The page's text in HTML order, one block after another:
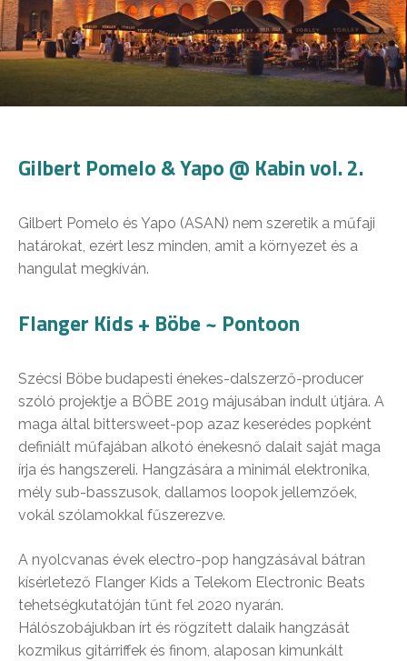
Gilbert Pomelo & Yapo @ Kabin vol. 2.
Gilbert Pomelo és Yapo (ASAN) nem szeretik a műfaji
határokat, ezért lesz minden, amit a környezet és a
hangulat megkíván.
Flanger Kids + Böbe ~ Pontoon
Szécsi Böbe budapesti énekes-dalszerző-producer
szóló projektje a BÖBE 2019 májusában indult útjára. A
maga által bittersweet-pop azaz keserédes popként
definiált műfajában alkotó énekesnő dalait saját maga
írja és hangszereli. Hangzására a minimál elektronika,
mély sub-basszusok, dallamos loopok jellemzőek,
vokál szólamokkal fűszerezve.
A nyolcvanas évek electro-pop hangzásával bátran
kísérletező Flanger Kids a Telekom Electronic Beats
tehetségkutatóján tűnt fel 2020 nyarán.
Hálószobájukban írt és rögzített dalaik hangzását
kozmikus gitárriffek és finom, alaposan kimunkált